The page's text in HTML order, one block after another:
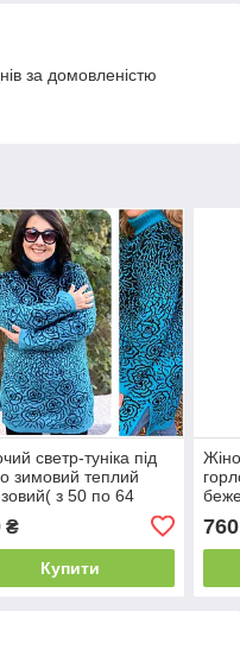
за домовленістю
светр-туніка під
зимовий теплий
з 50 по 64
₴
Купити
760